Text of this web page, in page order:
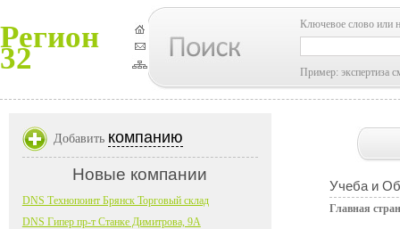
Регион
32
Ключевое слово или
Пример: экспертиза
Учеба и
Главная
Добавить компанию
Новые компании
DNS Технопоинт Брянск Торговый склад
DNS Гипер пр-т Станке Димитрова, 9А